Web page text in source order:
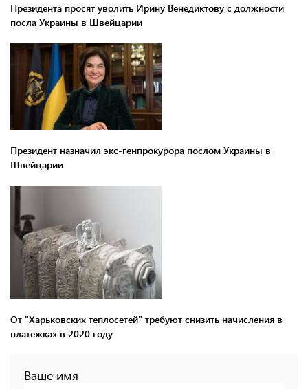
Президента просят уволить Ирину Венедиктову с должности
посла Украины в Швейцарии
Президент назначил экс-генпрокурора послом Украины в
Швейцарии
От "Харьковских теплосетей" требуют снизить начисления в
платежках в 2020 году
Ваше имя